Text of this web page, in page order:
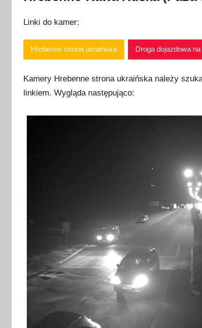
Linki do kamer:
Hrebenne strona ukraińska Droga dojazdowa
Kamery Hrebenne strona ukraińska należy
linkiem. Wygląda następująco: